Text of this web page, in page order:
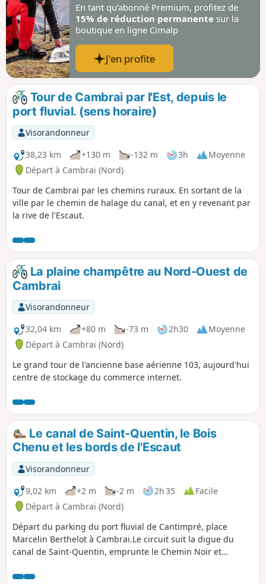
En tant qu’abonné Premium, profitez de
15% de réduction permanente sur la
boutique en ligne Cimalp
J'en profite
Tour de Cambrai par l'Est, depuis le
port fluvial. (sens horaire)
Visorandonneur
38,23 km
+130 m -132 m 3h
Moyenne
Départ à Cambrai (Nord)
Tour de Cambrai par les chemins ruraux. En sortant de la
ville par le chemin de halage du canal, et en y revenant par
la rive de l'Escaut.
La plaine champêtre au Nord-Ouest de
Cambrai
Visorandonneur
32,04 km
+80 m -73 m 2h30
Moyenne
Départ à Cambrai (Nord)
Le grand tour de l'ancienne base aérienne 103, aujourd'hui
centre de stockage du commerce internet.
Le canal de Saint-Quentin, le Bois
Chenu et les bords de l'Escaut
Visorandonneur
9,02 km
+2 m -2 m 2h 35
Facile
Départ à Cambrai (Nord)
Départ du parking du port fluvial de Cantimpré, place
Marcelin Berthelot à Cambrai.Le circuit suit la digue du
canal de Saint-Quentin, emprunte le Chemin Noir et
point de départ en longeant le canal puis l'Escaut.Si vous